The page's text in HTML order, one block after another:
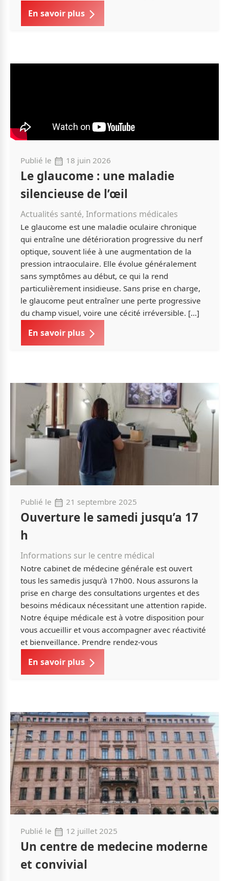
En savoir plus
Publié le 18 juin 2026
Le glaucome : une maladie
silencieuse de l’œil
Actualités santé, Informations médicales
Le glaucome est une maladie oculaire chronique
qui entraîne une détérioration progressive du nerf
optique, souvent liée à une augmentation de la
pression intraoculaire. Elle évolue généralement
sans symptômes au début, ce qui la rend
particulièrement insidieuse. Sans prise en charge,
le glaucome peut entraîner une perte progressive
du champ visuel, voire une cécité irréversible. […]
En savoir plus
Publié le 21 septembre 2025
Ouverture le samedi jusqu’a 17
h
Informations sur le centre médical
Notre cabinet de médecine générale est ouvert
tous les samedis jusqu’à 17h00. Nous assurons la
prise en charge des consultations urgentes et des
besoins médicaux nécessitant une attention rapide.
Notre équipe médicale est à votre disposition pour
vous accueillir et vous accompagner avec réactivité
et bienveillance. Prendre rendez-vous
En savoir plus
Publié le 12 juillet 2025
Un centre de medecine moderne
et convivial